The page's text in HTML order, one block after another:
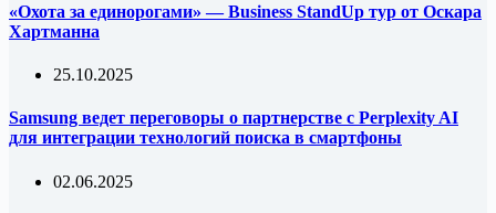
«Охота за единорогами» — Business StandUp тур от Оскара
Хартманна
25.10.2025
Samsung ведет переговоры о партнерстве с Perplexity AI
для интеграции технологий поиска в смартфоны
02.06.2025